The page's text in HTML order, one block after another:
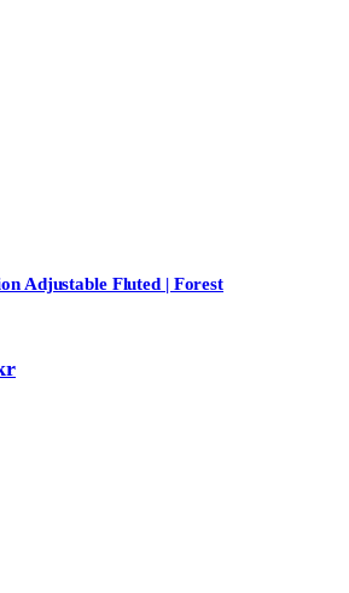
Adjustable Fluted | Forest